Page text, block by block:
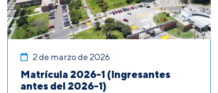
2 de marzo de 2026
Matrícula 2026-1 (Ingresantes
antes del 2026-1)